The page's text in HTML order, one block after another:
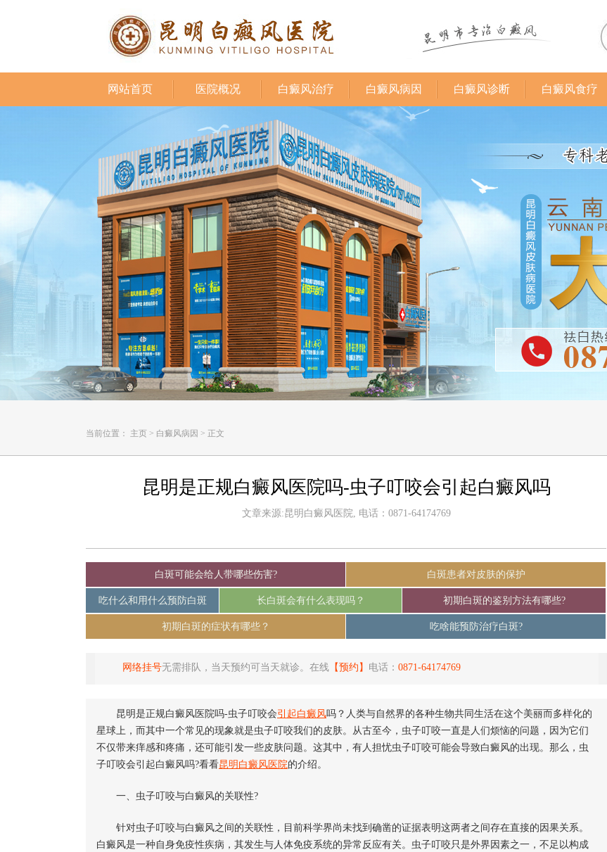
网站首页 医院概况 白癜风治疗 白癜风病因 白癜风诊断 白癜风食疗
当前位置： 主页 > 白癜风病因 > 正文
昆明是正规白癜风医院吗-虫子叮咬会引起白癜风吗
文章来源:昆明白癜风医院, 电话：0871-64174769
白斑可能会给人带哪些伤害? 白斑患者对皮肤的保护
吃什么和用什么预防白斑 长白斑会有什么表现吗？ 初期白斑的鉴别方法有哪些?
初期白斑的症状有哪些？ 吃啥能预防治疗白斑?
网络挂号无需排队，当天预约可当天就诊。在线 【预约】 电话： 0871-64174769
昆明是正规白癜风医院吗-虫子叮咬会引起白癜风吗？人类与自然界的各种生物共同生活在这个美丽而多样化的
星球上，而其中一个常见的现象就是虫子叮咬我们的皮肤。从古至今，虫子叮咬一直是人们烦恼的问题，因为它们
不仅带来痒感和疼痛，还可能引发一些皮肤问题。这其中，有人担忧虫子叮咬可能会导致白癜风的出现。那么，虫
子叮咬会引起白癜风吗?看看昆明白癜风医院的介绍。
一、虫子叮咬与白癜风的关联性?
针对虫子叮咬与白癜风之间的关联性，目前科学界尚未找到确凿的证据表明这两者之间存在直接的因果关系。
白癜风是一种自身免疫性疾病，其发生与人体免疫系统的异常反应有关。虫子叮咬只是外界因素之一，不足以构成